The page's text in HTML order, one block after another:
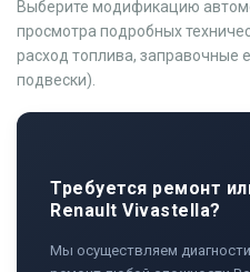
Выберите модификацию
просмотра подробных
расход топлива, заправочные
подвески).
Требуется ремонт
Renault Vivastella?
Мы осуществляем